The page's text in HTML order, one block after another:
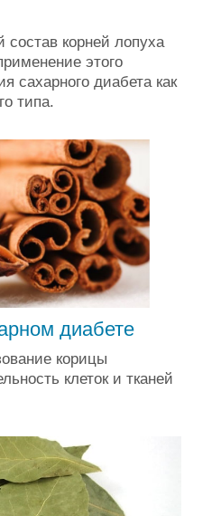
состав корней лопуха
этого
сахарного диабета как
типа.
диабете
корицы
клеток и тканей